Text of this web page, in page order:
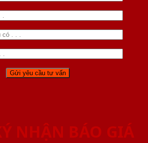
NHẬN BÁO GIÁ